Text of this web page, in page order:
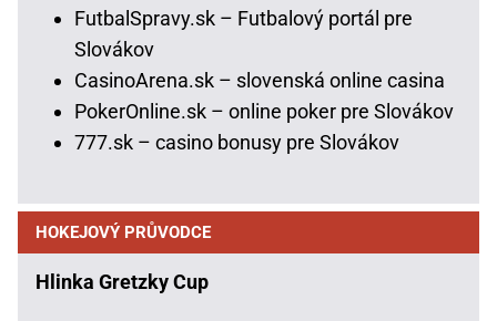
FutbalSpravy.sk – Futbalový portál pre
Slovákov
CasinoArena.sk – slovenská online casina
PokerOnline.sk – online poker pre Slovákov
777.sk – casino bonusy pre Slovákov
HOKEJOVÝ PRŮVODCE
Hlinka Gretzky Cup